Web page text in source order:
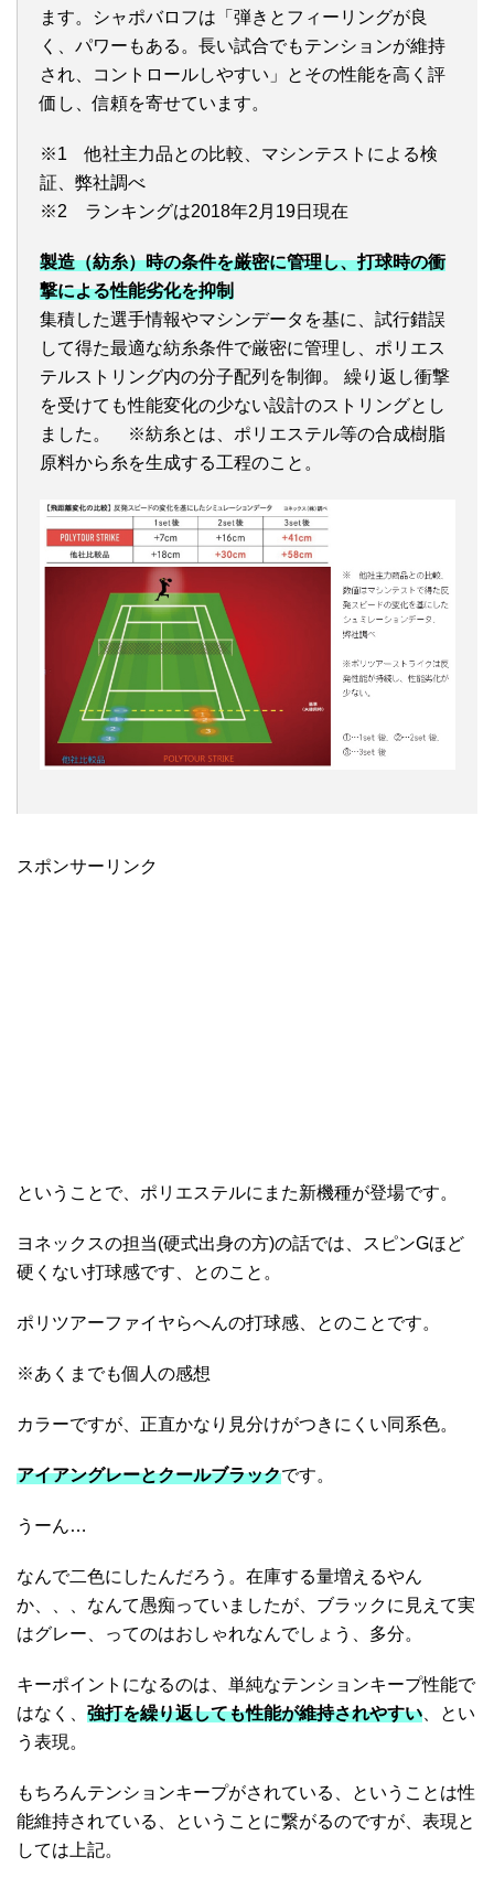
ます。シャポバロフは「弾きとフィーリングが良
く、パワーもある。長い試合でもテンションが維持
され、コントロールしやすい」とその性能を高く評
価し、信頼を寄せています。
※1 他社主力品との比較、マシンテストによる検
証、弊社調べ
※2 ランキングは2018年2月19日現在
製造（紡糸）時の条件を厳密に管理し、打球時の衝
撃による性能劣化を抑制
集積した選手情報やマシンデータを基に、試行錯誤
して得た最適な紡糸条件で厳密に管理し、ポリエス
テルストリング内の分子配列を制御。 繰り返し衝撃
を受けても性能変化の少ない設計のストリングとし
ました。 ※紡糸とは、ポリエステル等の合成樹脂
原料から糸を生成する工程のこと。
スポンサーリンク
ということで、ポリエステルにまた新機種が登場です。
ヨネックスの担当(硬式出身の方)の話では、スピンGほど
硬くない打球感です、とのこと。
ポリツアーファイヤらへんの打球感、とのことです。
※あくまでも個人の感想
カラーですが、正直かなり見分けがつきにくい同系色。
アイアングレーとクールブラックです。
うーん…
なんで二色にしたんだろう。在庫する量増えるやん
か、、、なんて愚痴っていましたが、ブラックに見えて実
はグレー、ってのはおしゃれなんでしょう、多分。
キーポイントになるのは、単純なテンションキープ性能で
はなく、 強打を繰り返しても性能が維持されやすい 、とい
う表現。
もちろんテンションキープがされている、ということは性
能維持されている、ということに繋がるのですが、表現と
しては上記。